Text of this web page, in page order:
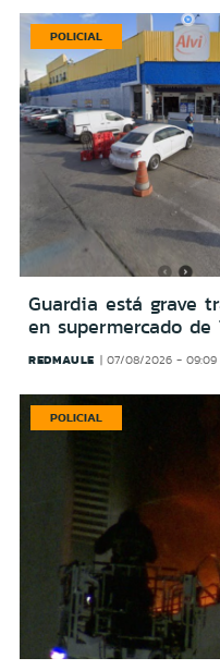
POLICIAL
Guardia está grave
en supermercado de
REDMAULE 07/08/2026 - 09:09
POLICIAL